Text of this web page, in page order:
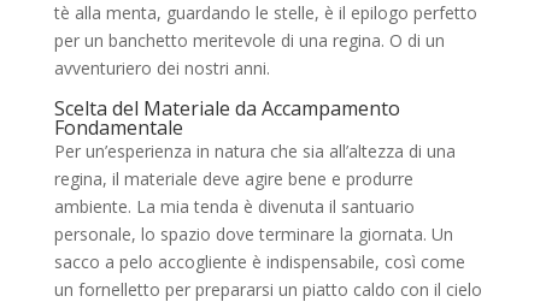
tè alla menta, guardando le stelle, è il epilogo perfetto
per un banchetto meritevole di una regina. O di un
avventuriero dei nostri anni.
Scelta del Materiale da Accampamento
Fondamentale
Per un’esperienza in natura che sia all’altezza di una
regina, il materiale deve agire bene e produrre
ambiente. La mia tenda è divenuta il santuario
personale, lo spazio dove terminare la giornata. Un
sacco a pelo accogliente è indispensabile, così come
un fornelletto per prepararsi un piatto caldo con il cielo